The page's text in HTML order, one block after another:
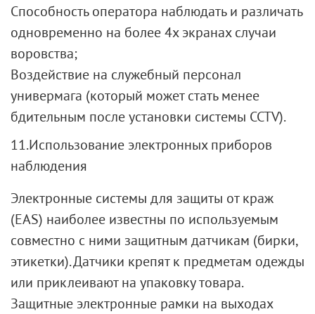
Способность оператора наблюдать и различать
одновременно на более 4х экранах случаи
воровства;
Воздействие на служебный персонал
универмага (который может стать менее
бдительным после установки системы CCTV).
11.Использование электронных приборов
наблюдения
Электронные системы для защиты от краж
(EAS) наиболее известны по используемым
совместно с ними защитным датчикам (бирки,
этикетки).Датчики крепят к предметам одежды
или приклеивают на упаковку товара.
Защитные электронные рамки на выходах